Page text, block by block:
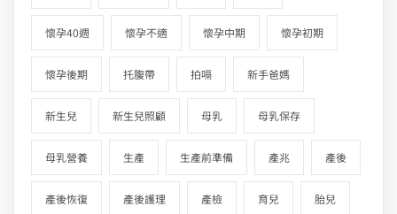
懷孕40週 懷孕不適 懷孕中期 懷孕初期
懷孕後期 托腹帶 拍嗝 新手爸媽
新生兒 新生兒照顧 母乳 母乳保存
母乳營養 生產 生產前準備 產兆 產後
產後恢復 產後護理 產檢 育兒 胎兒